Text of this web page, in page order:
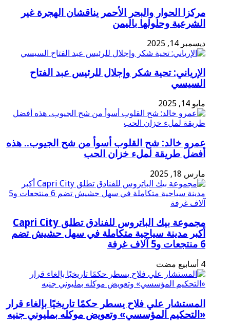
مركزا الحوار والبحر الأحمر يناقشان الهجرة غير
الشرعية وحلولها باليمن
ديسمبر 14, 2025
الإرياني: تحية شكر وإجلال للرئيس عبد الفتاح
السيسي
مايو 14, 2025
عمرو خالد: شح القلوب أسوأ من شح الجيوب.. هذه
أفضل طريقة لملء خزان الحب
مارس 18, 2025
مجموعة بيك الباتروس للفنادق تطلق Capri City
أكبر مدينة سياحية متكاملة في سهل حشيش تضم
6 منتجعات و5 آلاف غرفة
المستشار علي فلاح يسطر حكمًا تاريخيًا بإلغاء قرار
«التحكيم المؤسسي» وتعويض موكله بمليوني جنيه